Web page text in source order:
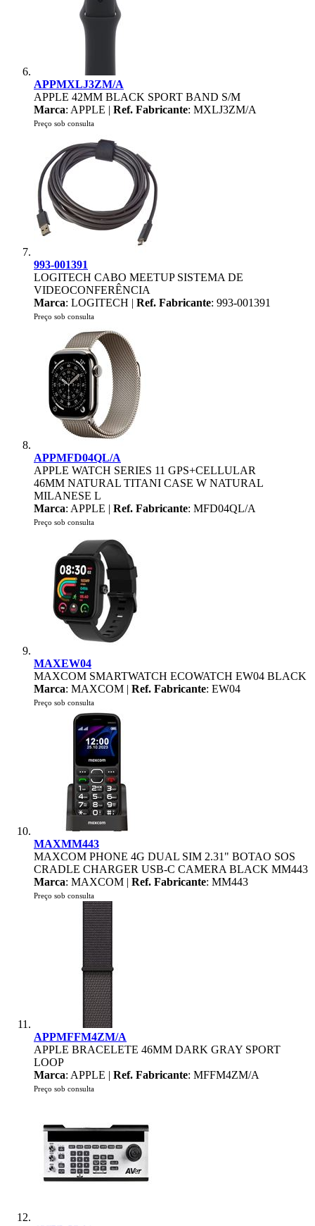
APPMXLJ3ZM/A
APPLE 42MM BLACK SPORT BAND S/M
Marca: APPLE | Ref. Fabricante: MXLJ3ZM/A
Preço sob consulta
993-001391
LOGITECH CABO MEETUP SISTEMA DE
VIDEOCONFERÊNCIA
Marca: LOGITECH | Ref. Fabricante: 993-001391
Preço sob consulta
APPMFD04QL/A
APPLE WATCH SERIES 11 GPS+CELLULAR
46MM NATURAL TITANI CASE W NATURAL
MILANESE L
Marca: APPLE | Ref. Fabricante: MFD04QL/A
Preço sob consulta
MAXEW04
MAXCOM SMARTWATCH ECOWATCH EW04 BLACK
Marca: MAXCOM | Ref. Fabricante: EW04
Preço sob consulta
MAXMM443
MAXCOM PHONE 4G DUAL SIM 2.31" BOTAO SOS
CRADLE CHARGER USB-C CAMERA BLACK MM443
Marca: MAXCOM | Ref. Fabricante: MM443
Preço sob consulta
APPMFFM4ZM/A
APPLE BRACELETE 46MM DARK GRAY SPORT
LOOP
Marca: APPLE | Ref. Fabricante: MFFM4ZM/A
Preço sob consulta